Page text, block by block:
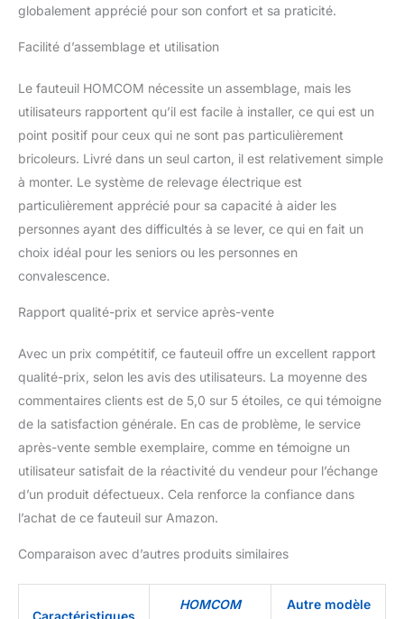
mousse (densité
d'un revêtement
maximum de confort
SPÉCIFICATIONS DU
FAUTEUIL ÉLECTRIQUE :
Dim. totales (droit) : 79l x
89P x 104H cm ; - Dim.
totales (relevé) : 79L x
89l x 138H cm ;- Dim.
position inclinée : 150L x
79l x 90H cm ; - Charge
max. recommandée : 150
185cm. Assemblage
globalement apprécié pour son confort et sa praticité.
Facilité d’assemblage et utilisation
Le fauteuil HOMCOM nécessite un assemblage, mais les
utilisateurs rapportent qu’il est facile à installer, ce qui est un
point positif pour ceux qui ne sont pas particulièrement
bricoleurs. Livré dans un seul carton, il est relativement simple
à monter. Le système de relevage électrique est
particulièrement apprécié pour sa capacité à aider les
personnes ayant des difficultés à se lever, ce qui en fait un
choix idéal pour les seniors ou les personnes en
convalescence.
Rapport qualité-prix et service après-vente
Avec un prix compétitif, ce fauteuil offre un excellent rapport
qualité-prix, selon les avis des utilisateurs. La moyenne des
commentaires clients est de 5,0 sur 5 étoiles, ce qui témoigne
de la satisfaction générale. En cas de problème, le service
après-vente semble exemplaire, comme en témoigne un
utilisateur satisfait de la réactivité du vendeur pour l’échange
d’un produit défectueux. Cela renforce la confiance dans
l’achat de ce fauteuil sur Amazon.
Comparaison avec d’autres produits similaires
Caractéristiques
HOMCOM Autre modèle